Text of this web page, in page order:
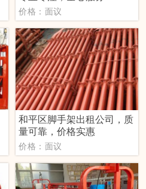
价格：面议
和平区脚手架出租公司，质
量可靠，价格实惠
价格：面议